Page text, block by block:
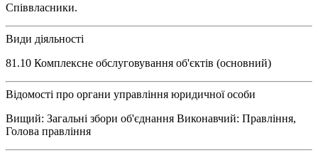
Співвласники.
Види діяльності
81.10 Комплексне обслуговування об'єктів (основний)
Відомості про органи управління юридичної особи
Вищий: Загальні збори об'єднання Виконавчий: Правління,
Голова правління